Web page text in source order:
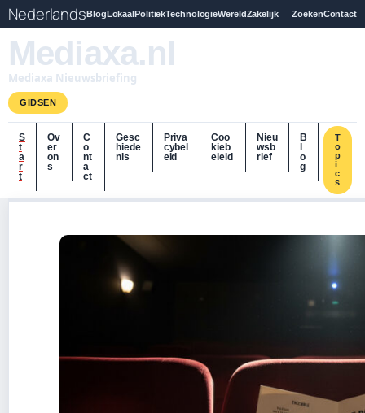
NederlandsBlogLokaalPolitiekTechnologieWereldZakelijk ZoekenContact
Mediaxa.nl
Mediaxa Nieuwsbriefing
GIDSEN
S
t
a
r
t
Ov
er
on
s
C
o
nt
a
ct
Gesc
hiede
nis
Priva
cybel
eid
Coo
kieb
eleid
Nieu
wsb
rief
B
o
g
T
o
p
i
c
s